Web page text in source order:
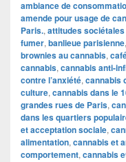
ambiance de
amende pour usage de
Paris., attitudes
fumer, banlieue parisienne,
brownies au cannabis,
cannabis, cannabis anti-
contre l’anxiété, cannabis
culture, cannabis dans le
grandes rues de Paris,
dans les quartiers
et acceptation sociale,
alimentation, cannabis et
comportement, cannabis